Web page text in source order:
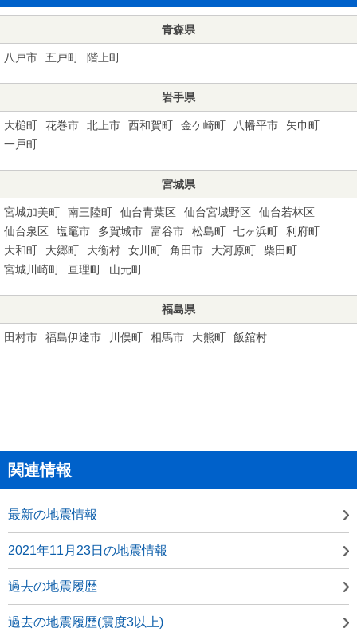
青森県
八戸市 五戸町 階上町
岩手県
大槌町 花巻市 北上市 西和賀町 金ケ崎町 八幡平市
矢巾町
一戸町
宮城県
宮城加美町 南三陸町 仙台青葉区 仙台宮城野区
仙台若林区
仙台泉区
塩竈市 多賀城市 富谷市 松島町 七ヶ浜町
利府町
大和町
大郷町 大衡村 女川町 角田市 大河原町
柴田町
宮城川崎町
亘理町 山元町
福島県
田村市 福島伊達市 川俣町 相馬市 大熊町 飯舘村
関連情報
最新の地震情報
2021年11月23日の地震情報
過去の地震履歴
過去の地震履歴(震度3以上)